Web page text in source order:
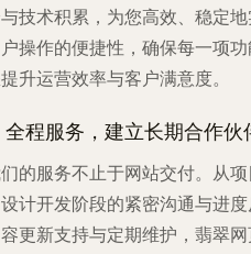
技术积累，为您高效、稳定
操作的便捷性，确保每一项
升运营效率与客户满意度。
全程服务，建立长期合作伙
的服务不止于网站交付。从
计开发阶段的紧密沟通与进
更新支持与定期维护，翡翠